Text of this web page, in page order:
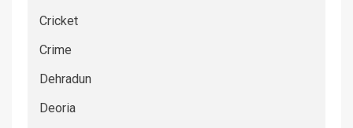
Cricket
Crime
Dehradun
Deoria